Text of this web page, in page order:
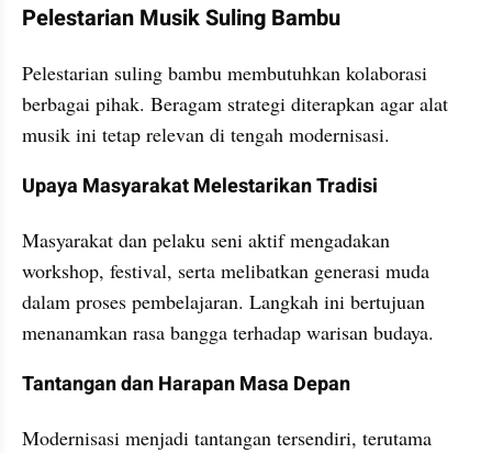
Pelestarian Musik Suling Bambu
Pelestarian suling bambu membutuhkan kolaborasi
berbagai pihak. Beragam strategi diterapkan agar alat
musik ini tetap relevan di tengah modernisasi.
Upaya Masyarakat Melestarikan Tradisi
Masyarakat dan pelaku seni aktif mengadakan
workshop, festival, serta melibatkan generasi muda
dalam proses pembelajaran. Langkah ini bertujuan
menanamkan rasa bangga terhadap warisan budaya.
Tantangan dan Harapan Masa Depan
Modernisasi menjadi tantangan tersendiri, terutama